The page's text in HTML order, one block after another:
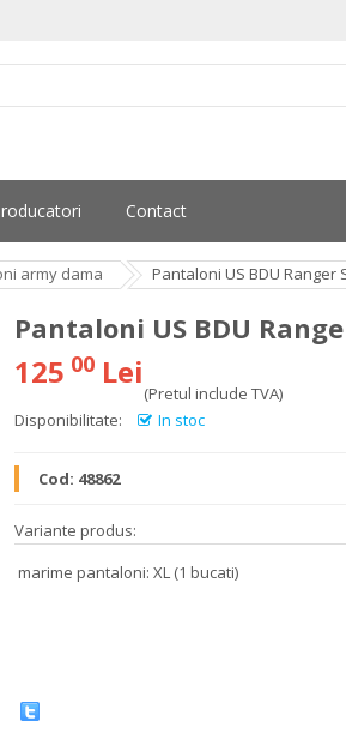
Contact
army dama Pantaloni US BDU Ranger
Pantaloni US BDU
125 00 Lei
(Pretul include TVA)
Disponibilitate:
In stoc
Cod: 48862
Variante produs:
marime pantaloni: XL (1 bucati)